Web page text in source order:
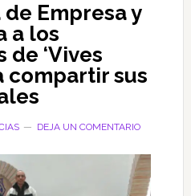
Empresa y
a los
‘Vives
compartir sus
DEJA UN COMENTARIO